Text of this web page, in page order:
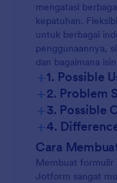
mengatasi
kepatuhan.
untuk berbagai
penggunaannya,
dan bagaimana
+1. Possible
+2. Problem
+3. Possible
+4.
Cara
Membuat formulir
Jotform sangat